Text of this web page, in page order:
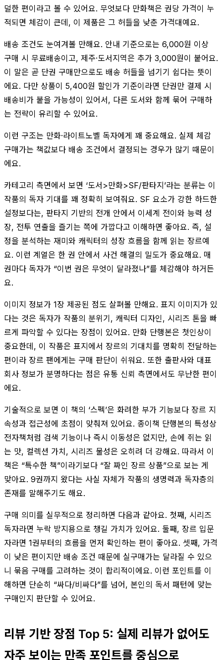
덜한 편이라고 볼 수 있어요. 무엇보다 만화책은 권당 가격이 누
적되면 체감이 큰데, 이 제품은 그 허들을 낮춘 가격대예요.
배송 조건도 눈여겨볼 만해요. 안내 기준으로는 6,000원 이상
구매 시 무료배송이고, 제주·도서지역은 추가 3,000원이 붙어요.
이 말은 곧 단권 구매만으로도 배송 허들을 넘기기 쉽다는 뜻이
에요. 다만 상품이 5,400원 할인가 기준이라면 단권만 결제 시
배송비가 붙을 가능성이 있어서, 다른 도서와 함께 묶어 구매하
는 전략이 유리할 수 있어요.
이런 구조는 만화·라이트노벨 독자에게 꽤 중요해요. 실제 체감
구매가는 책값보다 배송 조건에서 결정되는 경우가 많기 때문이
에요.
카테고리 측면에서 보면 ‘도서>만화>SF/판타지’라는 분류는 이
작품의 독자 기대를 꽤 정확히 보여줘요. SF 요소가 강한 하드한
설정보다는, 판타지 기반의 전개 안에서 이세계 전이와 능력 성
장, 전투 연출을 즐기는 쪽에 가깝다고 이해하면 좋아요. 즉, 설
정을 분석하는 재미와 캐릭터의 성장 흐름을 함께 읽는 장르예
요. 이런 계열은 한 권 안에서 사건 해결의 밀도가 중요해요. 매
권마다 독자가 “이번 권은 무엇이 달라졌나”를 체감해야 하거든
요.
이미지 정보가 1장 제공된 점도 살펴볼 만해요. 표지 이미지가 있
다는 것은 독자가 작품의 분위기, 캐릭터 디자인, 시리즈 톤을 빠
르게 파악할 수 있다는 장점이 있어요. 만화 단행본은 첫인상이
중요한데, 이 작품은 표지에서 장르의 기대치를 명확히 전달하는
편이라 장르 팬에게는 구매 판단이 쉬워요. 또한 출판사와 대표
회사 정보가 분명하다는 점은 유통 신뢰 측면에서도 무난한 편이
에요.
기술적으로 보면 이 책의 ‘스펙’은 화려한 부가 기능보다 장르 지
속성과 접근성에 초점이 맞춰져 있어요. 종이책 단행본의 특성상
전자책처럼 검색 기능이나 즉시 이동성은 없지만, 손에 쥐는 읽
는 맛, 컬렉션 가치, 시리즈 물성은 오히려 더 강해요. 따라서 이
책은 “특수한 책”이라기보다 “잘 짜인 장르 상품”으로 보는 게
맞아요. 9권까지 왔다는 사실 자체가 작품의 생명력과 독자층의
존재를 말해주기도 해요.
구매 의미를 실무적으로 정리하면 다음과 같아요. 첫째, 시리즈
독자라면 누락 방지용으로 챙길 가치가 있어요. 둘째, 장르 입문
자라면 1권부터의 흐름을 먼저 확인하는 편이 좋아요. 셋째, 가격
이 낮은 편이지만 배송 조건 때문에 실구매가는 달라질 수 있으
니 묶음 구매를 고려하는 것이 합리적이에요. 이런 포인트를 이
해하면 단순히 “싸다/비싸다”를 넘어, 본인의 독서 패턴에 맞는
구매인지 판단할 수 있어요.
리뷰 기반 장점 Top 5: 실제 리뷰가 없어도
자주 보이는 만족 포인트를 중심으로